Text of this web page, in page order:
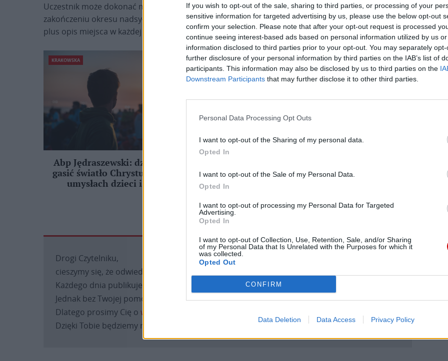
If you wish to opt-out of the sale, sharing to third parties, or processing of your
sensitive information for targeted advertising by us, please use the below opt-out
confirm your selection. Please note that after your opt-out request is processed
continue seeing interest-based ads based on personal information utilized by us
information disclosed to third parties prior to your opt-out. You may separately
further disclosure of your personal information by third parties on the IAB’s list of
participants. This information may also be disclosed by us to third parties on the
Downstream Participants that may further disclose it to other third parties.
Personal Data Processing Opt Outs
I want to opt-out of the Sharing of my personal data.
Opted In
I want to opt-out of the Sale of my Personal Data.
Opted In
I want to opt-out of processing my Personal Data for Targeted
Advertising.
Opted In
I want to opt-out of Collection, Use, Retention, Sale, and/or Sharing
of my Personal Data that Is Unrelated with the Purposes for which it
was collected.
Opted Out
CONFIRM
Data Deletion Data Access Privacy Policy
Uczestnik może dokonać maksymalnie dwudziestu pięciu zgłoszeń w ciągu trwania konkursu. Po
zakończeniu okresu nadsyłania zgłoszeń jury konkursowe wybierze (jedną) najlepszą fotografię
plus opis miejsca w każdej z kategorii wiekowych.
KRAKOWSKA
Abp Jędraszewski: dziś próbuje się
gasić światło Chrystusa w sercach i
umysłach dzieci i młodzieży
Wybór najlepszych fotografii wraz z opisami
ogłoszony zostanie przez jury za pośrednictwem
strony internetowejwww.przydroznekapliczki.pl.
większej liczby zwycięzców Konkursu oraz
Konkursu.
stronie
www.przydroznekapliczki.pl
Drogi Czytelniku,
cieszymy się, że odwiedzasz nasz portal. Jesteśmy tu dla Ciebie!
Każdego dnia publikujemy najważniejsze informacje z życia Kościoła w Polsce i na świecie.
Jednak bez Twojej pomocy sprostanie temu zadaniu będzie coraz trudniejsze.
Dlatego prosimy Cię o wsparcie portalu eKAI.pl za pośrednictwem serwisu Patronite.
Dzięki Tobie będziemy mogli realizować naszą misję. Więcej informacji znajdziesz
tutaj .